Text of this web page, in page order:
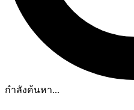
กำลังค้นหา...